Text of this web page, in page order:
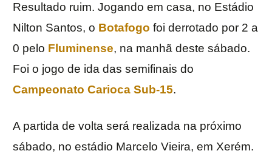
Resultado ruim. Jogando em casa, no Estádio
Nilton Santos, o Botafogo foi derrotado por 2 a
0 pelo Fluminense, na manhã deste sábado.
Foi o jogo de ida das semifinais do
Campeonato Carioca Sub-15.
A partida de volta será realizada na próximo
sábado, no estádio Marcelo Vieira, em Xerém.